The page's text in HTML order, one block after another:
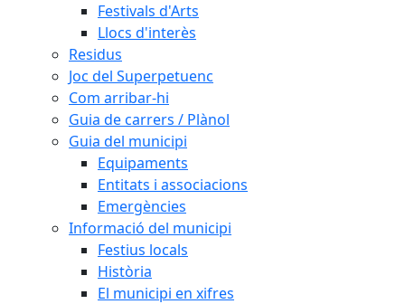
Festivals d'Arts
Llocs d'interès
Residus
Joc del Superpetuenc
Com arribar-hi
Guia de carrers / Plànol
Guia del municipi
Equipaments
Entitats i associacions
Emergències
Informació del municipi
Festius locals
Història
El municipi en xifres